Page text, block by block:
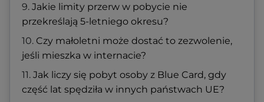
Jakie limity przerw w pobycie nie
przekreślają 5-letniego okresu?
Czy małoletni może dostać to zezwolenie,
jeśli mieszka w internacie?
Jak liczy się pobyt osoby z Blue Card, gdy
część lat spędziła w innych państwach UE?